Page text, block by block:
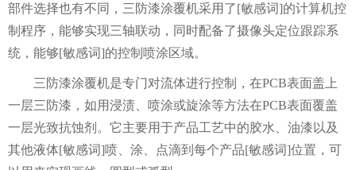
部件选择也有不同，三防漆涂覆机采用了[敏感词]的计算机控
制程序，能够实现三轴联动，同时配备了摄像头定位跟踪系
统，能够[敏感词]的控制喷涂区域。
三防漆涂覆机是专门对流体进行控制，在PCB表面盖上
一层三防漆，如用浸渍、喷涂或旋涂等方法在PCB表面覆盖
一层光致抗蚀剂。它主要用于产品工艺中的胶水、油漆以及
其他液体[敏感词]喷、涂、点滴到每个产品[敏感词]位置，可